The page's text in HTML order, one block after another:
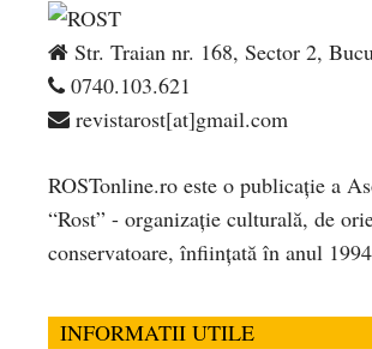
Str. Traian nr. 168, Sector 2,
0740.103.621
revistarost[at]gmail.com
ROSTonline.ro este o publicaţie a
“Rost” - organizaţie culturală, de
conservatoare, înfiinţată în anul
INFORMATII UTILE